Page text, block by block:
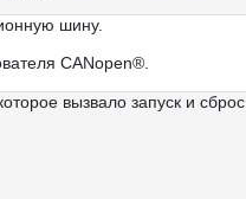
шину.
CANopen®.
вызвало запуск и сброс.